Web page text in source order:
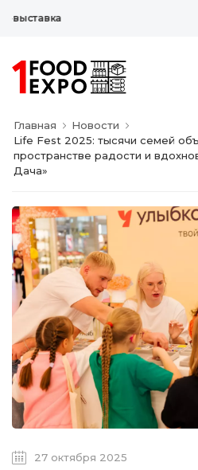
Главная
Новости
Life Fest 2025: тысячи семей
пространстве радости и
Дача»
27 октября 2025